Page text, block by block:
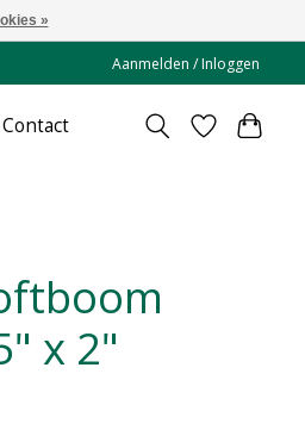
Aanmelden / Inloggen
Contact
x 2"
»